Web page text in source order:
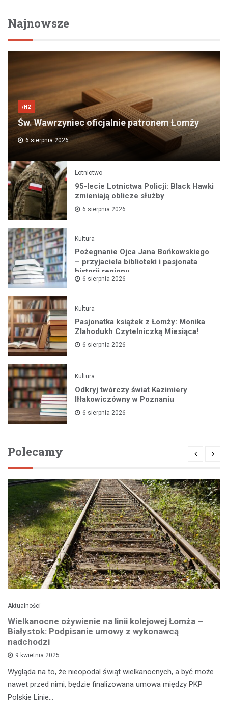
Najnowsze
/H2
Św. Wawrzyniec oficjalnie patronem Łomży
6 sierpnia 2026
Lotnictwo
95-lecie Lotnictwa Policji: Black Hawki
zmieniają oblicze służby
6 sierpnia 2026
Kultura
Pożegnanie Ojca Jana Bońkowskiego
– przyjaciela biblioteki i pasjonata
historii regionu
6 sierpnia 2026
Kultura
Pasjonatka książek z Łomży: Monika
Zlahodukh Czytelniczką Miesiąca!
6 sierpnia 2026
Kultura
Odkryj twórczy świat Kazimiery
Iłłakowiczówny w Poznaniu
6 sierpnia 2026
Polecamy
Aktualności
Wielkanocne ożywienie na linii kolejowej Łomża –
Białystok: Podpisanie umowy z wykonawcą
nadchodzi
9 kwietnia 2025
Wygląda na to, że nieopodal świąt wielkanocnych, a być może
nawet przed nimi, będzie finalizowana umowa między PKP
Polskie Linie…